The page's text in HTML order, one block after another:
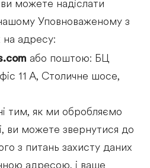
можете надіслати
Уповноваженому з
на адресу:
або поштою: БЦ
11 А, Столичне шосе,
тим, як ми обробляємо
ви можете звернутися до
з питань захисту даних